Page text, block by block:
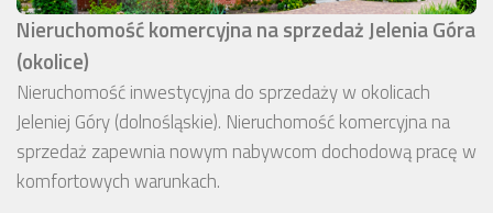
Nieruchomość komercyjna na sprzedaż Jelenia Góra
(okolice)
Nieruchomość inwestycyjna do sprzedaży w okolicach
Jeleniej Góry (dolnośląskie). Nieruchomość komercyjna na
sprzedaż zapewnia nowym nabywcom dochodową pracę w
komfortowych warunkach.